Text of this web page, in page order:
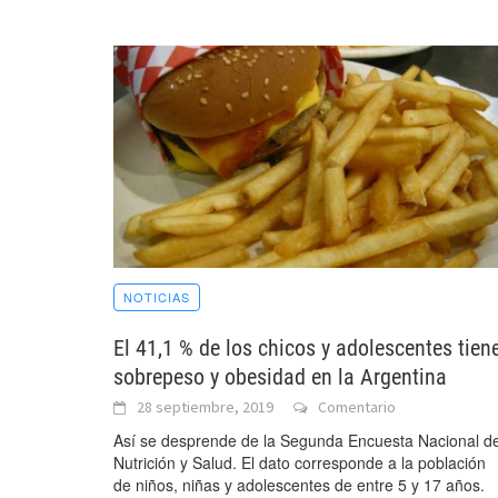
NOTICIAS
El 41,1 % de los chicos y adolescentes
sobrepeso y obesidad en la Argentina
28 septiembre, 2019 Comentario
Así se desprende de la Segunda Encuesta Nacional
Nutrición y Salud. El dato corresponde a la población
de niños, niñas y adolescentes de entre 5 y 17 años.